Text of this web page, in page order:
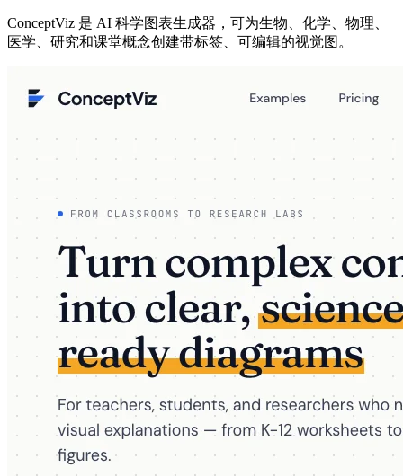
ConceptViz 是 AI 科学图表生成器，可为生物、化学、物理、
医学、研究和课堂概念创建带标签、可编辑的视觉图。